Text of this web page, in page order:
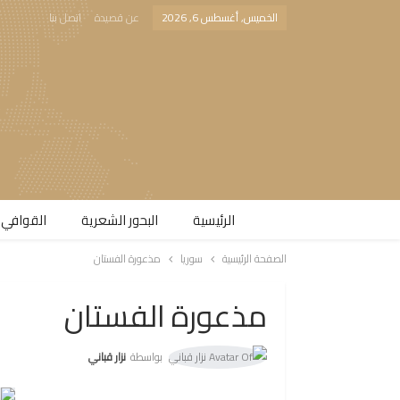
الخميس, أغسطس 6, 2026 عن قصيدة اتصل بنا
الرئيسية البحور الشعرية​
الصفحة الرئيسية سوريا مذعورة الفستان
مذعورة الفستان
بواسطة نزار قباني